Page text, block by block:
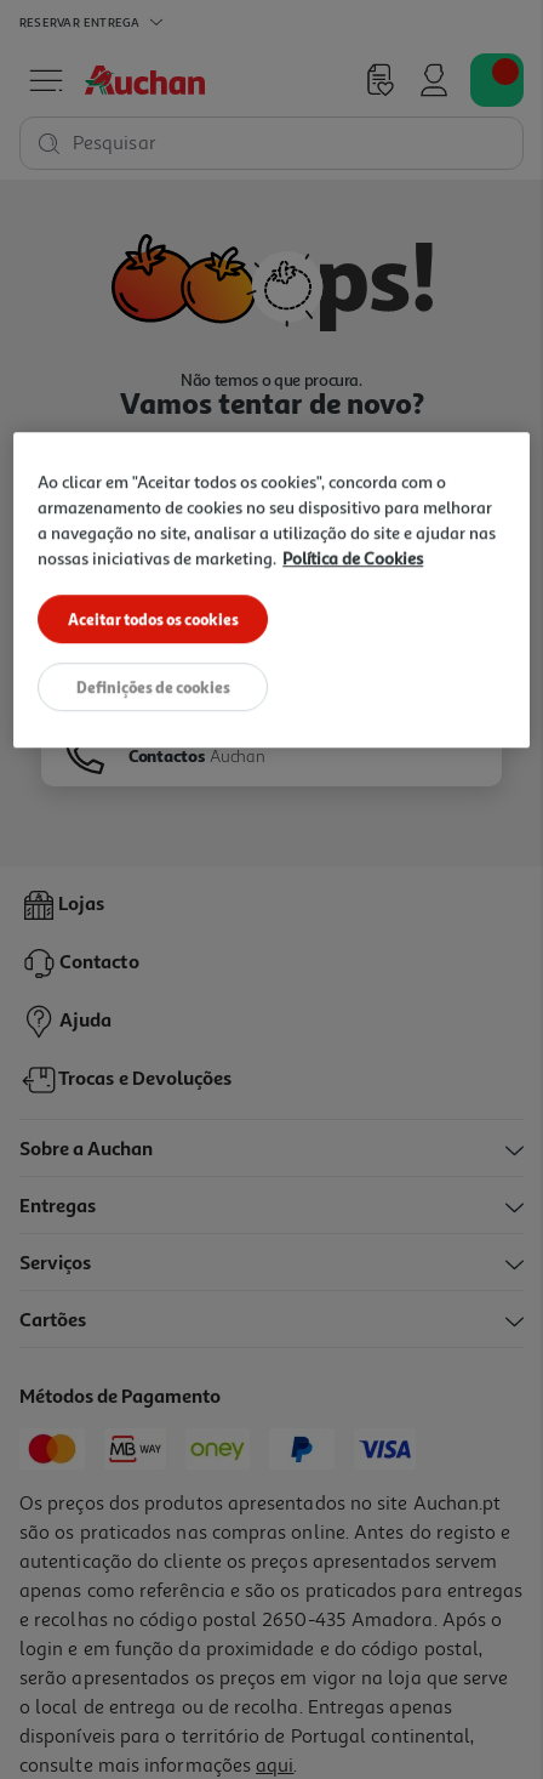
RESERVAR ENTREGA
Pesquisar
Não temos o que procura.
Vamos tentar de novo?
Ir para Homepage
Folhetos
Contactos Auchan
Lojas
Contacto
Ajuda
Trocas e Devoluções
Sobre a Auchan
Entregas
Serviços
Cartões
Métodos de Pagamento
Os preços dos produtos apresentados no site Auchan.pt
são os praticados nas compras online. Antes do registo e
autenticação do cliente os preços apresentados servem
apenas como referência e são os praticados para entregas
e recolhas no código postal 2650-435 Amadora. Após o
login e em função da proximidade e do código postal,
serão apresentados os preços em vigor na loja que serve
o local de entrega ou de recolha. Entregas apenas
disponíveis para o território de Portugal continental,
consulte mais informações aqui.
Ao clicar em "Aceitar todos os cookies", concorda com o
armazenamento de cookies no seu dispositivo para melhorar
a navegação no site, analisar a utilização do site e ajudar nas
nossas iniciativas de marketing. Política de Cookies
Aceitar todos os cookies
Definições de cookies